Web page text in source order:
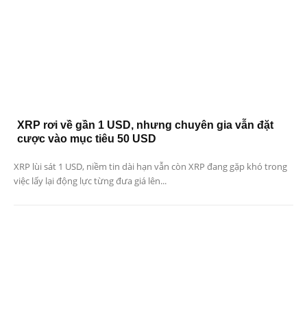
XRP rơi về gần 1 USD, nhưng chuyên gia vẫn đặt
cược vào mục tiêu 50 USD
XRP lùi sát 1 USD, niềm tin dài hạn vẫn còn XRP đang gặp khó trong
việc lấy lại động lực từng đưa giá lên...